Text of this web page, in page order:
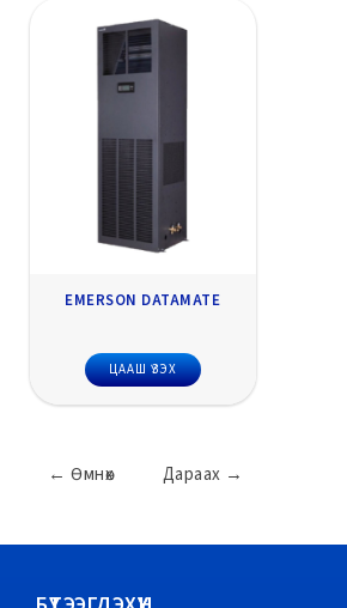
EMERSON DATAMATE
ЦААШ ҮЗЭХ
← Өмнөх Дараах →